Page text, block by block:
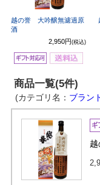
越の誉 大吟醸無濾過原
酒
2,950円 (税込)
商品一覧(5件)
(カテゴリ名： ブラン